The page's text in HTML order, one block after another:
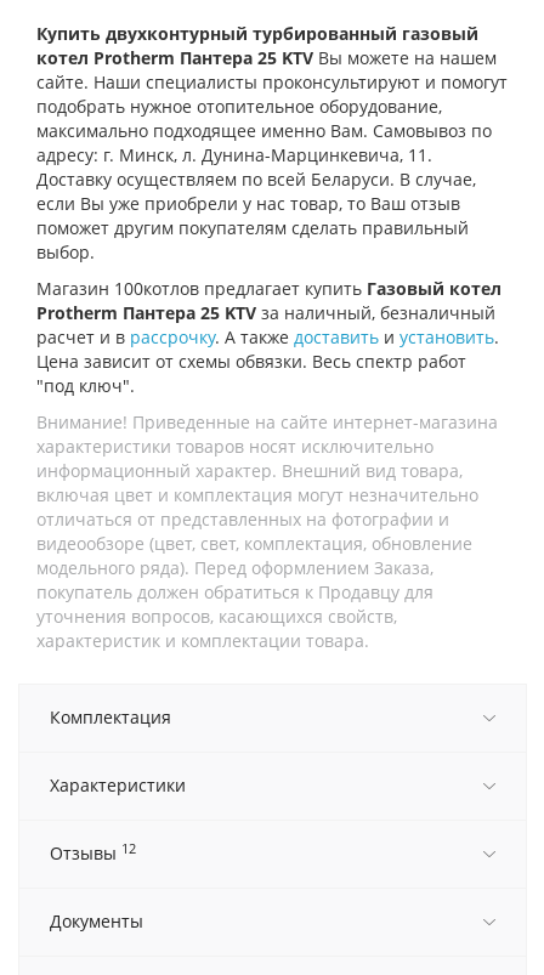
Купить двухконтурный турбированный газовый
котел Protherm Пантера 25 KTV Вы можете на нашем
сайте. Наши специалисты проконсультируют и помогут
подобрать нужное отопительное оборудование,
максимально подходящее именно Вам. Самовывоз по
адресу: г. Минск, л. Дунина-Марцинкевича, 11.
Доставку осуществляем по всей Беларуси. В случае,
если Вы уже приобрели у нас товар, то Ваш отзыв
поможет другим покупателям сделать правильный
выбор.
Магазин 100котлов предлагает купить Газовый котел
Protherm Пантера 25 KTV за наличный, безналичный
расчет и в рассрочку. А также доставить и установить.
Цена зависит от схемы обвязки. Весь спектр работ
"под ключ".
Внимание! Приведенные на сайте интернет-магазина
характеристики товаров носят исключительно
информационный характер. Внешний вид товара,
включая цвет и комплектация могут незначительно
отличаться от представленных на фотографии и
видеообзоре (цвет, свет, комплектация, обновление
модельного ряда). Перед оформлением Заказа,
покупатель должен обратиться к Продавцу для
уточнения вопросов, касающихся свойств,
характеристик и комплектации товара.
Комплектация
Характеристики
Отзывы 12
Документы